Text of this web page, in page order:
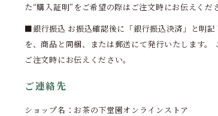
た“購入証明”をご希望の際はご注文時にお伝えくだ
■銀行振込 お振込確認後に「銀行振込決済」と明記
を、商品と同梱、または郵送にて発行いたします。
ご注文時にお伝えください。
ご連絡先
ショップ名：お茶の下堂園オンラインストア